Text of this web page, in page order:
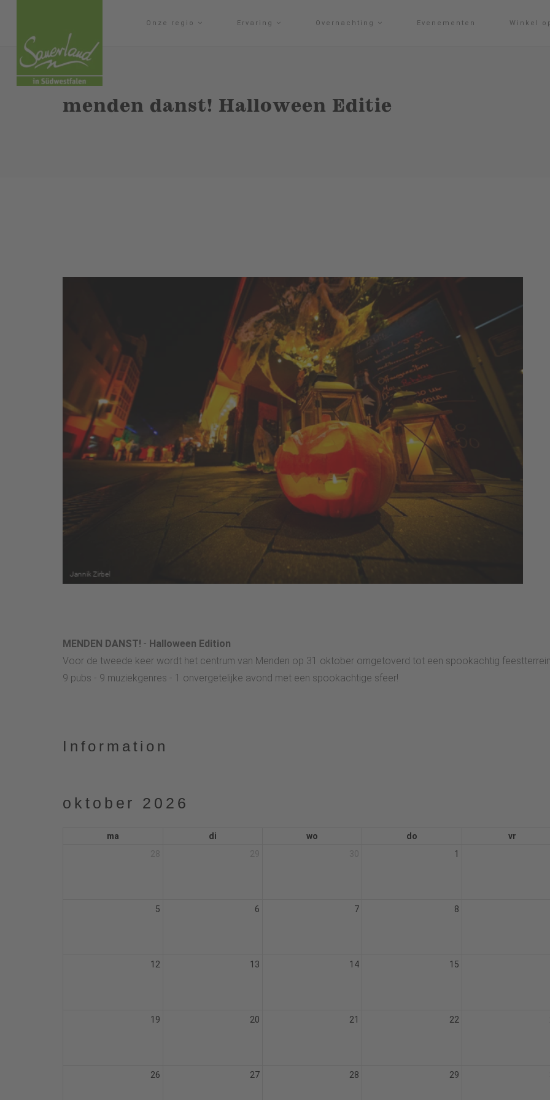
Onze regio Ervaring Overnachting Evenementen Winkel
menden danst! Halloween Editie
MENDEN DANST! - Halloween Edition
Voor de tweede keer wordt het centrum van Menden op 31 oktober omgetoverd tot een spookachtig
9 pubs - 9 muziekgenres - 1 onvergetelijke avond met een spookachtige sfeer!
Information
oktober 2026
ma di wo do vr
1
5 6 7 8
12 13 14 15
19 20 21 22
26 27 28 29